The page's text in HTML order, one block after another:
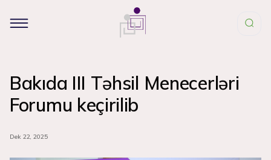
Bakıda III Təhsil Menecerləri
Forumu keçirilib
Dek 22, 2025